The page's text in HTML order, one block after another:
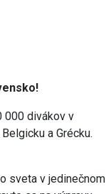
000 divákov v
a Grécku.
sveta v jedinečnom